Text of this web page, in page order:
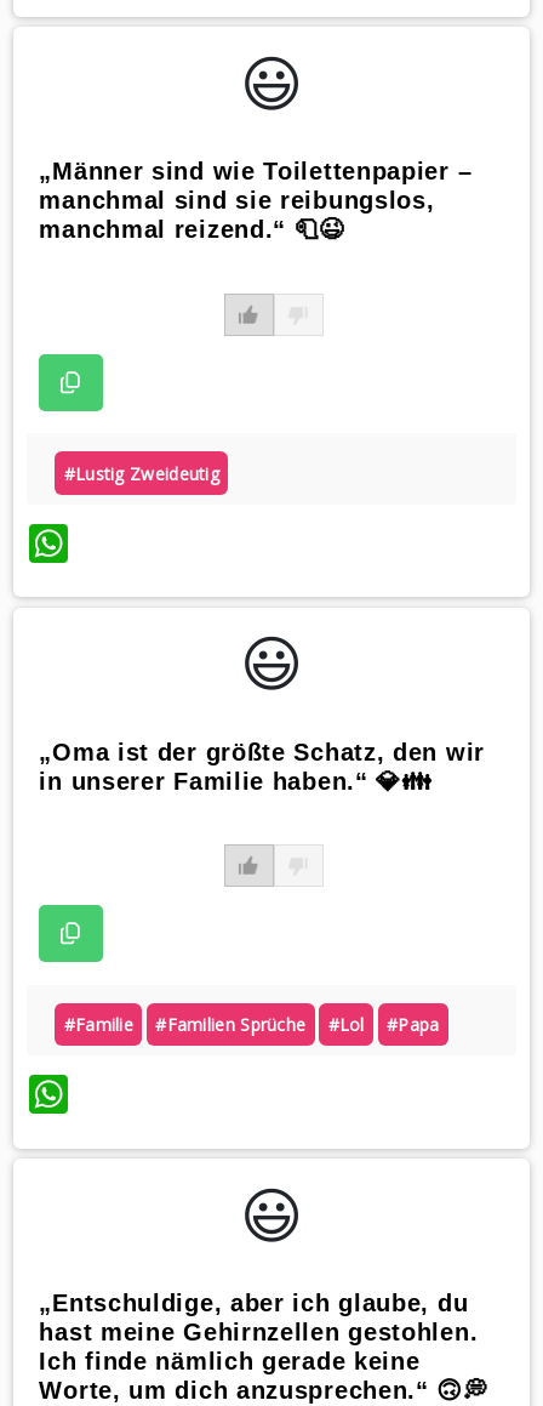
😃️
„Männer sind wie Toilettenpapier –
manchmal sind sie reibungslos,
manchmal reizend.“ 🧻😉
#lustig Zweideutig
WhatsApp
😃️
„Oma ist der größte Schatz, den wir
in unserer Familie haben.“ 💎👪
#familie #familien Sprüche #lol #papa
WhatsApp
😃️
„Entschuldige, aber ich glaube, du
hast meine Gehirnzellen gestohlen.
Ich finde nämlich gerade keine
Worte, um dich anzusprechen.“ 🙃💭